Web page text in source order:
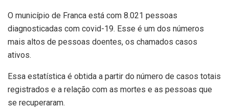
O município de Franca está com 8.021 pessoas
diagnosticadas com covid-19. Esse é um dos números
mais altos de pessoas doentes, os chamados casos
ativos.
Essa estatística é obtida a partir do número de casos totais
registrados e a relação com as mortes e as pessoas que
se recuperaram.